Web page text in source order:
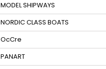
MODEL SHIPWAYS
NORDIC CLASS BOATS
OcCre
PANART